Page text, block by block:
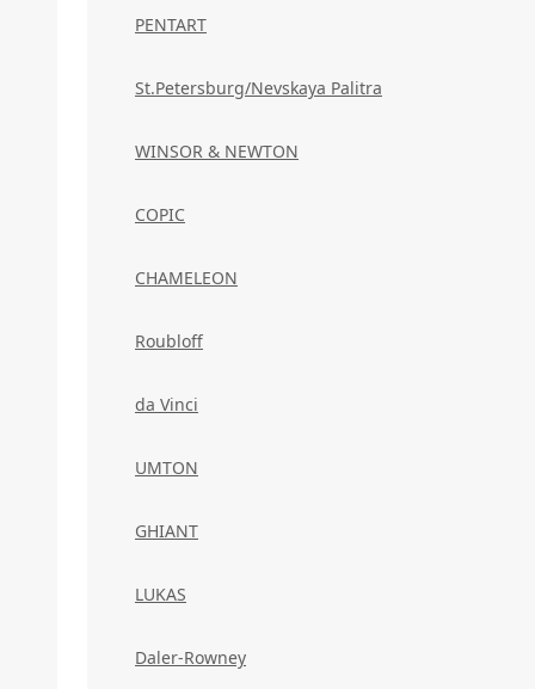
PENTART
St.Petersburg/Nevskaya Palitra
WINSOR & NEWTON
COPIC
CHAMELEON
Roubloff
da Vinci
UMTON
GHIANT
LUKAS
Daler-Rowney